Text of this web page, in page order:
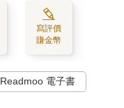
寫評價
賺金幣
Readmoo 電子書